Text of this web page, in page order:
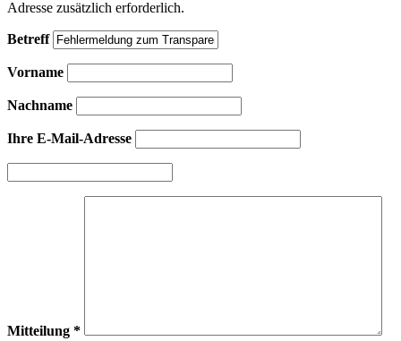
Adresse zusätzlich erforderlich.
Betreff
Vorname
Nachname
Ihre E-Mail-Adresse
Mitteilung *